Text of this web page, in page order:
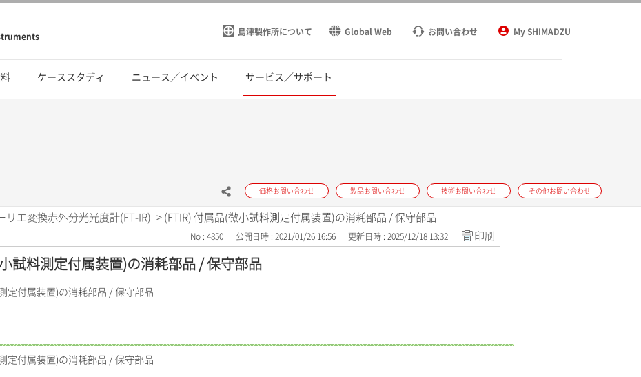
島津製作所について Global Web お問い合わせ My SHIMADZU
ケーススタディ ニュース／イベント サービス／サポート
価格お問い合わせ 製品お問い合わせ 技術お問い合わせ その他お問い合わせ
リエ変換赤外分光光度計(FT-IR) > (FTIR) 付属品(微小試料測定付属装置)の消耗部品 / 保守部品
No : 4850 公開日時 : 2021/01/26 16:56 更新日時 : 2025/12/18 13:32 印刷
試料測定付属装置)の消耗部品 / 保守部品
定付属装置)の消耗部品 / 保守部品
定付属装置)の消耗部品 / 保守部品